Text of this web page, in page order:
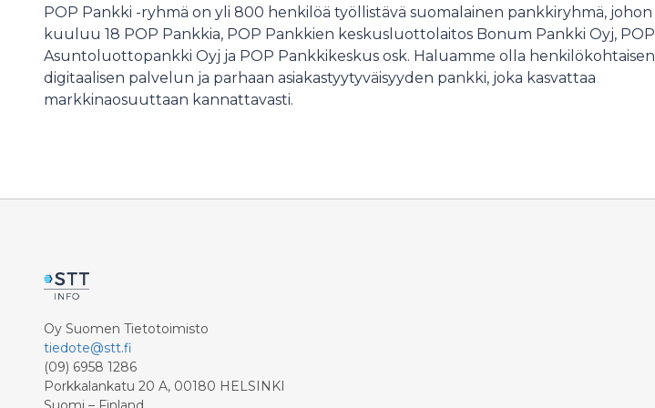
POP Pankki -ryhmä on yli 800 henkilöä työllistävä suomalainen pankkiryhmä, johon
kuuluu 18 POP Pankkia, POP Pankkien keskusluottolaitos Bonum Pankki Oyj, POP
Asuntoluottopankki Oyj ja POP Pankkikeskus osk. Haluamme olla henkilökohtaisen
digitaalisen palvelun ja parhaan asiakastyytyväisyyden pankki, joka kasvattaa
markkinaosuuttaan kannattavasti.
Oy Suomen Tietotoimisto
tiedote@stt.fi
(09) 6958 1286
Porkkalankatu 20 A, 00180 HELSINKI